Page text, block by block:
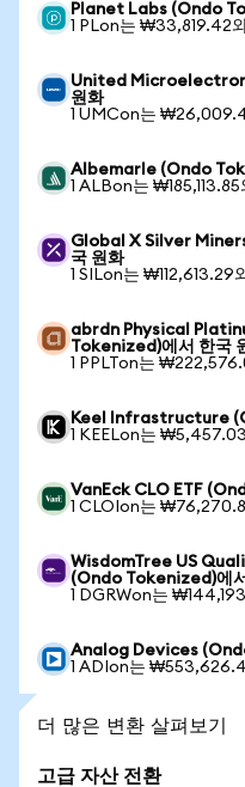
Planet Labs (Ondo
1 PLon는 ₩33,819.42
United
원화
1 UMCon는
Albemarle (Ondo
1 ALBon는 ₩185,113.85
Global X Silver
국 원화
1 SILon는 ₩112,613.29
abrdn Physical
Tokenized)에서 한국
1 PPLTon는
Keel Infrastructure
1 KEELon는
VanEck CLO ETF
1 CLOIon는
WisdomTree US
(Ondo Tokenized)에
1 DGRWon는
Analog Devices
1 ADIon는
더 많은 변환 살펴보기
고급 자산 전환